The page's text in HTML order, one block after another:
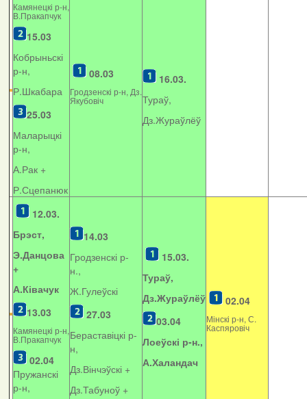
Камянецкі р-н,
В.Пракапчук
15.03
Кобрыньскі
р-н,
Р.Шкабара
25.03
Маларыцкі
р-н,
А.Рак +
Р.Сцепанюк
08.03
Гродзенскі р-н, Дз.
Якубовіч
16.03.
Тураў,
Дз.Жураўлёў
12.03.
Брэст,
Э.Данцова
+
А.Ківачук
13.03
Камянецкі р-н,
В.Пракапчук
02.04
Пружанскі
р-н,
14.03
Гродзенскі р-
н.,
Ж.Гулеўскі
27.03
Бераставіцкі р-
н,
Дз.Вінчэўскі +
Дз.Табуноў +
15.03.
Тураў,
Дз.Жураўлёў
03.04
Лоеўскі р-н.,
А.Халандач
02.04
Мінскі р-н, С.
Каспяровіч